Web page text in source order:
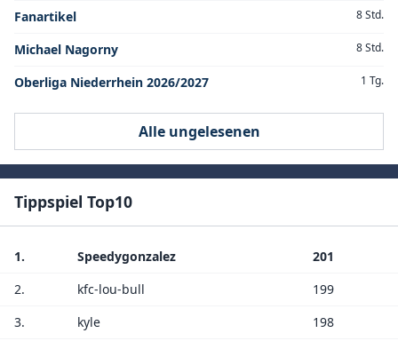
Fanartikel 8 Std.
Michael Nagorny 8 Std.
Oberliga Niederrhein 2026/2027 1 Tg.
Alle ungelesenen
Tippspiel Top10
1. Speedygonzalez
201
2.
kfc-lou-bull
199
3.
kyle 198